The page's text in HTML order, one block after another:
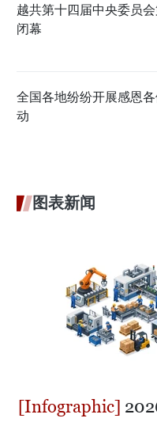
越共第十四届中央委员
闭幕
全国各地纷纷开展感恩
动
图表新闻